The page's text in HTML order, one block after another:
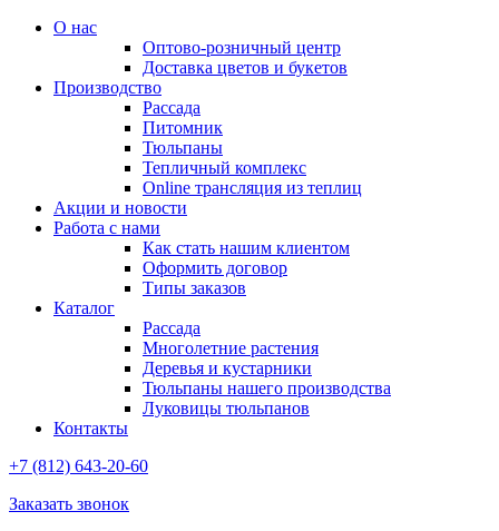
О нас
Оптово-розничный центр
Доставка цветов и букетов
Производство
Рассада
Питомник
Тюльпаны
Тепличный комплекс
Online трансляция из теплиц
Акции и новости
Работа с нами
Как стать нашим клиентом
Оформить договор
Типы заказов
Каталог
Рассада
Многолетние растения
Деревья и кустарники
Тюльпаны нашего производства
Луковицы тюльпанов
Контакты
+7 (812) 643-20-60
Заказать звонок